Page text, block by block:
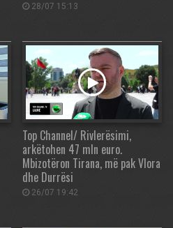
28/07 15:13
Top Channel/ Rivlerësimi,
arkëtohen 47 mln euro.
Mbizotëron Tirana, më pak Vlora
dhe Durrësi
26/07 19:42